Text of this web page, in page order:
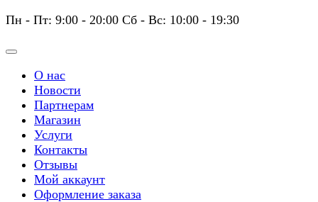
Пн - Пт: 9:00 - 20:00 Сб - Вс: 10:00 - 19:30
О нас
Новости
Партнерам
Магазин
Услуги
Контакты
Отзывы
Мой аккаунт
Оформление заказа